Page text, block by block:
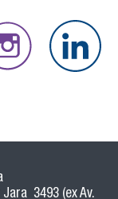
3493 (ex Av.